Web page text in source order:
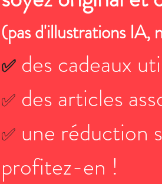
(pas d'illustrations IA,
✅ des cadeaux
✅ des articles
✅ une réduction
profitez-en !